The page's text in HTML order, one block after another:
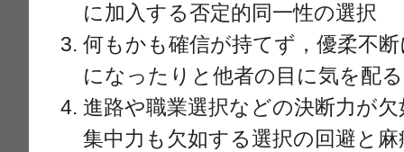
に加入する否定的同一性の選択
何もかも確信が持てず，優柔不
になったりと他者の目に気を配
進路や職業選択などの決断力が
集中力も欠如する選択の回避と麻